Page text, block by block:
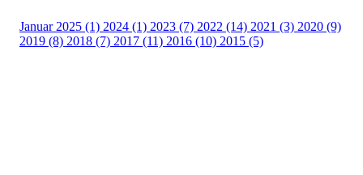
Januar 2025 (1) 2024 (1) 2023 (7) 2022 (14) 2021 (3) 2020 (9)
2019 (8) 2018 (7) 2017 (11) 2016 (10) 2015 (5)